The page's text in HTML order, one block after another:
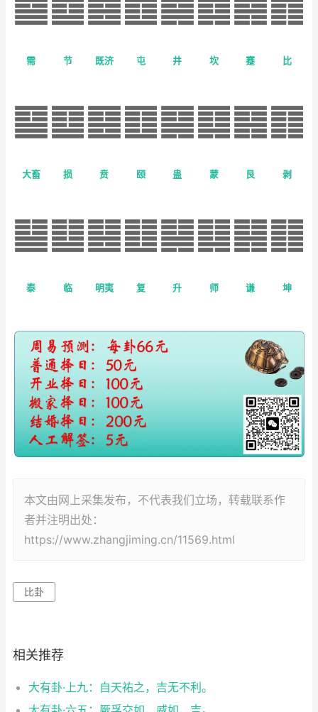
需 节 既济 屯 井 坎 蹇 比
大畜 损 贲 颐 蛊 蒙 艮 剥
泰 临 明夷 复 升 师 谦 坤
本文由网上采集发布，不代表我们立场，转载联系作
者并注明出处：
https://www.zhangjiming.cn/11569.html
比卦
相关推荐
大有卦·上九：自天祐之，吉无不利。